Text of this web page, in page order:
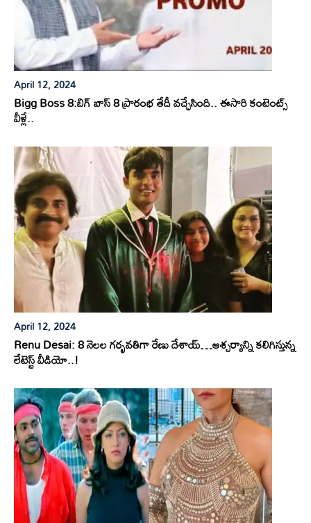
April 12, 2024
Bigg Boss 8:బిగ్ బాస్ 8 ప్రారంభ తేదీ వచ్చేసింది.. ఈసారి కంటెంట్స్
వీళ్లే..
April 12, 2024
Renu Desai: 8 నెలల గర్భవతిగా రేణు దేశాయ్…ఆశ్చర్యాన్ని కలిగిస్తున్న
లేటెస్ట్ వీడియో..!